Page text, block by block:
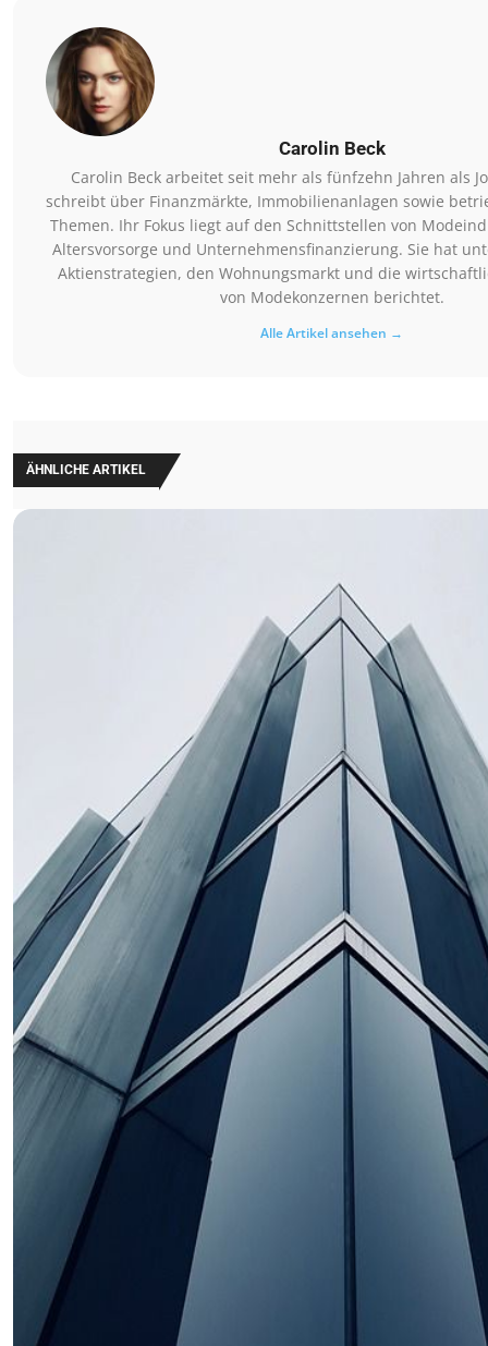
Carolin Beck
Carolin Beck arbeitet seit mehr als fünfzehn Jahren als
schreibt über Finanzmärkte, Immobilienanlagen sowie
Themen. Ihr Fokus liegt auf den Schnittstellen von
Altersvorsorge und Unternehmensfinanzierung. Sie hat
Aktienstrategien, den Wohnungsmarkt und die
von Modekonzernen berichtet.
Alle Artikel ansehen →
ÄHNLICHE ARTIKEL